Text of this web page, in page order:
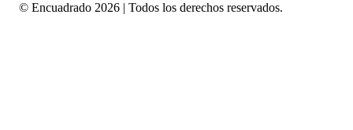
© Encuadrado 2026 | Todos los derechos reservados.